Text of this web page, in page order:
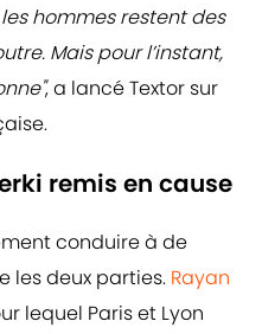
hommes restent des
Mais pour l’instant,
, a lancé Textor sur
remis en cause
conduire à de
les deux parties. Rayan
lequel Paris et Lyon